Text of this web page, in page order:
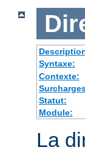
Syntaxe:
Contexte:
Statut:
Module:
La